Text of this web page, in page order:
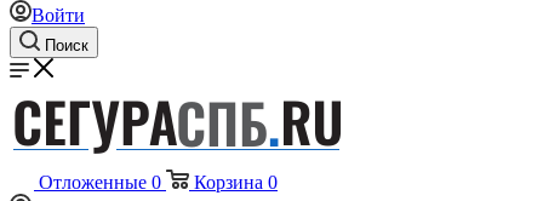
Войти
Поиск
Отложенные 0 Корзина 0